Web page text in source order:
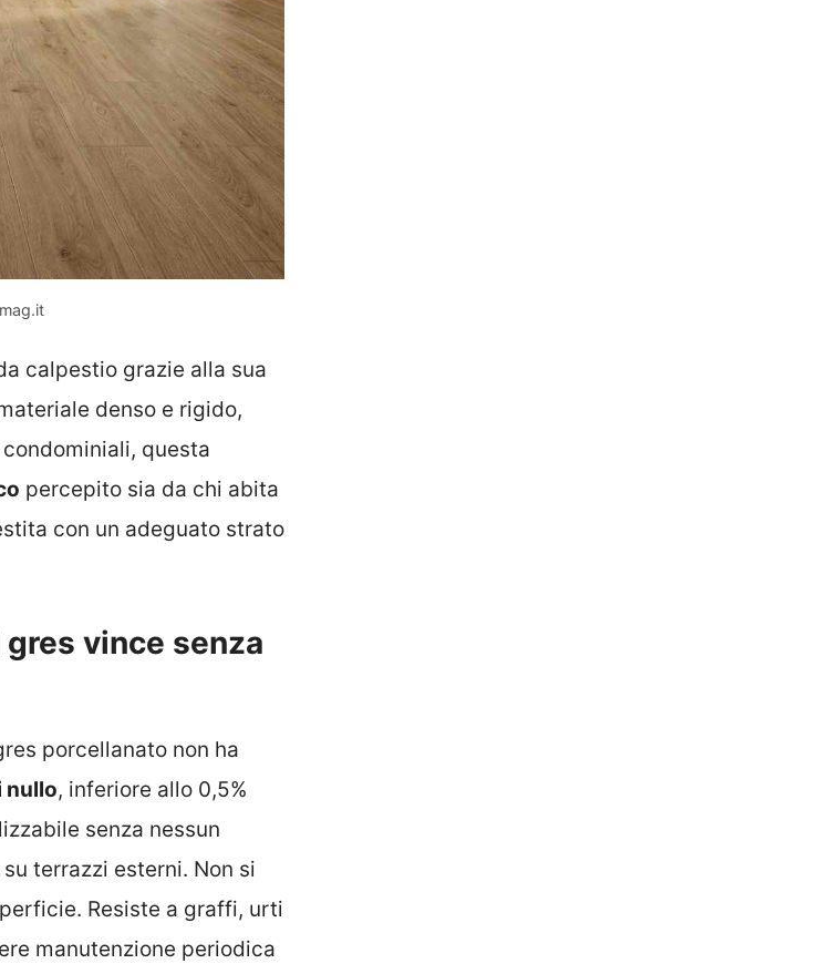
calpestio grazie alla sua
denso e rigido,
questa
percepito sia da chi abita
con un adeguato strato
vince senza
porcellanato non ha
nullo, inferiore allo 0,5%
senza nessun
terrazzi esterni. Non si
Resiste a graffi, urti
manutenzione periodica